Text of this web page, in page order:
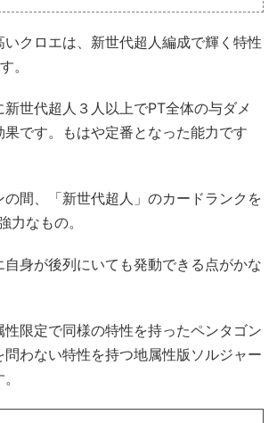
クロエは、新世代超人編成で輝く特性
。
世代超人３人以上でPT全体の与ダメ
果です。もはや定番となった能力です
間、「新世代超人」のカードランクを
力なもの。
自身が後列にいても発動できる点がかな
限定で同様の特性を持ったペンタゴン
わない特性を持つ地属性版ソルジャー